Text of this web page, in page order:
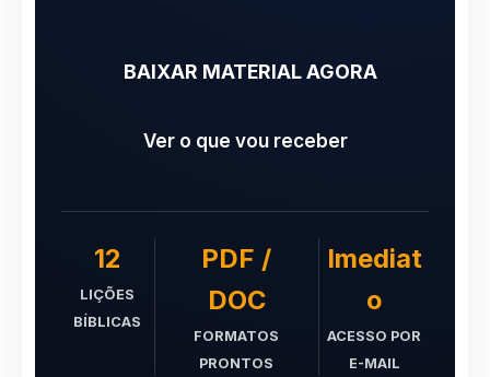
BAIXAR MATERIAL AGORA
Ver o que vou receber
12
LIÇÕES
BÍBLICAS
PDF /
DOC
FORMATOS
PRONTOS
Imediat
o
ACESSO POR
E-MAIL